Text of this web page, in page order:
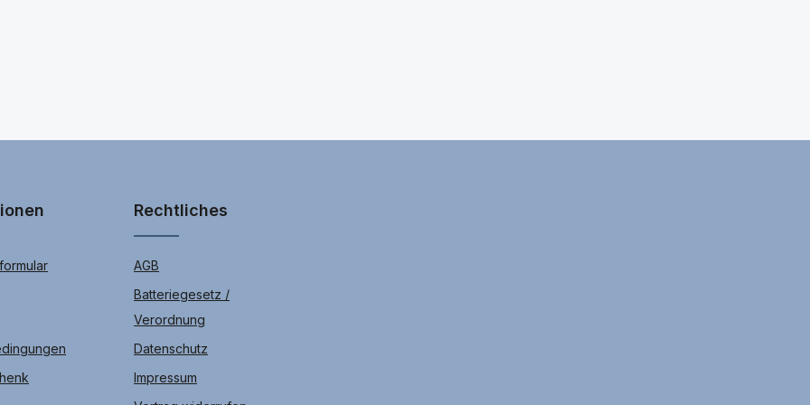
Rechtliches
AGB
Batteriegesetz /
Verordnung
Datenschutz
Impressum